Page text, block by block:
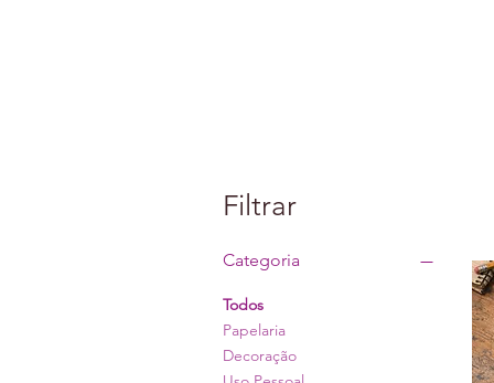
Filtrar
Categoria
Todos
Papelaria
Decoração